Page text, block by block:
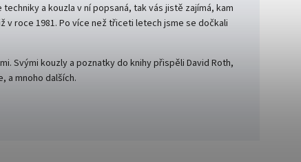
techniky a kouzla v ní popsaná, tak vás jistě zajímá, kam
v roce 1981. Po více než třiceti letech jsme se dočkali
Svými kouzly a poznatky do knihy přispěli David Roth,
a mnoho dalších.